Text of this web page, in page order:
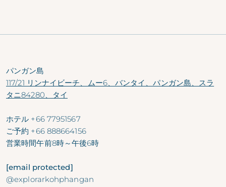
パンガン島
117/21 リンナイビーチ、ムー6、バンタイ、パンガン島、スラ
タニ84280、タイ
ホテル +66 77951567
ご予約 +66 888664156
営業時間午前8時～午後6時
[email protected]
@explorarkohphangan